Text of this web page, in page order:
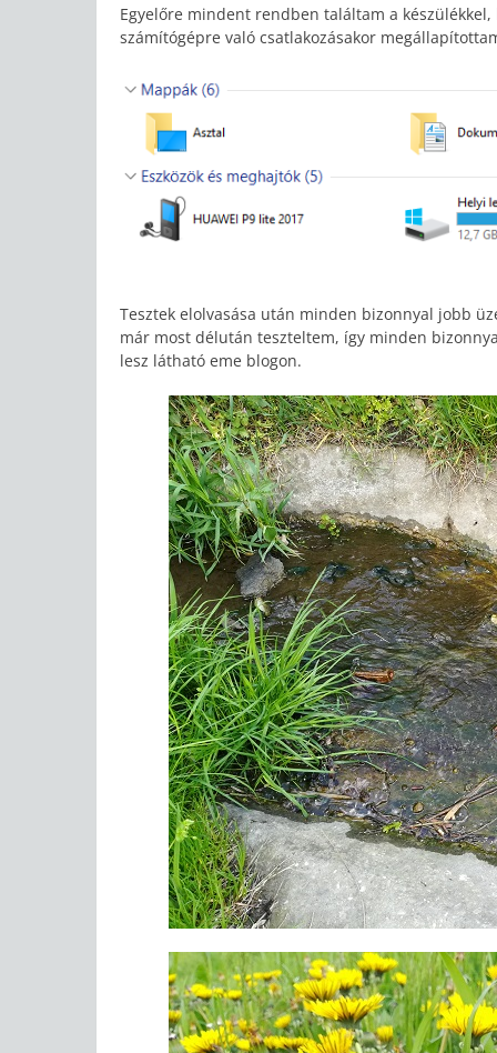
Egyelőre mindent rendben találtam a
számítógépre való csatlakozásakor
Tesztek elolvasása után minden bizonnyal jobb
már most délután teszteltem, így minden
lesz látható eme blogon.